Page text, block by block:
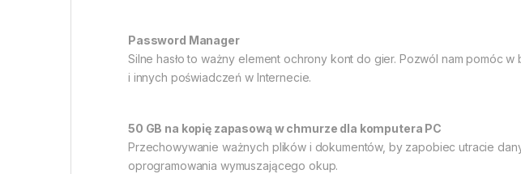
Password Manager
Silne hasło to ważny element ochrony kont do gier. Pozwól nam pomóc
i innych poświadczeń w Internecie.
50 GB na kopię zapasową w chmurze dla komputera PC
Przechowywanie ważnych plików i dokumentów, by zapobiec utracie
oprogramowania wymuszającego okup.